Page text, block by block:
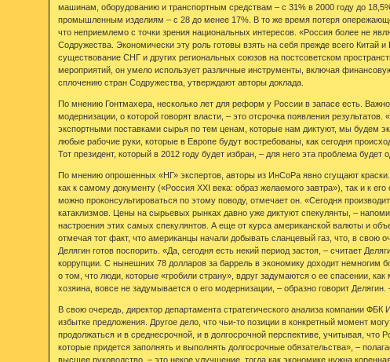
машинам, оборудованию и транспортным средствам – с 31% в 2000 году до
промышленным изделиям – с 28 до менее 17%. В то же время потеря
что неприемлемо с точки зрения национальных интересов. «Россия более не
Содружества. Экономически эту роль готовы взять на себя прежде всего
существование СНГ и других региональных союзов на постсоветском
мероприятий, он умело использует различные инструменты, включая
сплочению стран Содружества, утверждают авторы доклада.
По мнению Гонтмахера, несколько лет для реформ у России в запасе есть.
модернизации, о которой говорят власти, – это отсрочка появления
экспортными поставками сырья по тем ценам, которые нам диктуют, мы будем
любые рабочие руки, которые в Европе будут востребованы, как сегодня
Тот президент, который в 2012 году будет избран, – для него эта проблема будет
По мнению опрошенных «НГ» экспертов, авторы из ИнСоРа явно сгущают
как к самому документу («Россия XXI века: образ желаемого завтра»), так и к
можно проконсультироваться по этому поводу, отмечает он. «Сегодня
катаклизмов. Цены на сырьевых рынках давно уже диктуют спекулянты, –
настроения этих самых спекулянтов. А еще от курса американской валюты и
отмечая тот факт, что американцы начали добывать сланцевый газ, что, в
Делягин готов поспорить. «Да, сегодня есть некий период застоя, – считает
коррупции. С нынешних 78 долларов за баррель в экономику доходит немногим
о том, что люди, которые «гробили страну», вдруг задумаются о ее спасении,
хозяина, вовсе не задумывается о его модернизации, – образно говорит
В свою очередь, директор департамента стратегического анализа компании
избытке предложения. Другое дело, что чьи-то позиции в конкретный момент
продолжаться и в среднесрочной, и в долгосрочной перспективе, учитывая,
которые придется заполнять и выполнять долгосрочные обязательства», –
высшее руководство, – это некое улучшение, тогда как экономике нужна